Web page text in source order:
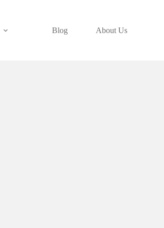
Blog About Us